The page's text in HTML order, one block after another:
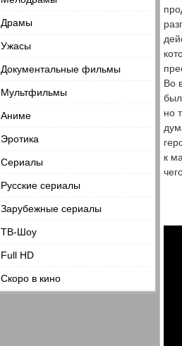
Драмы
Ужасы
Документальные фильмы
Мультфильмы
Аниме
Эротика
Сериалы
Русские сериалы
Зарубежные сериалы
ТВ-Шоу
Full HD
Скоро в кино
Во
но
к